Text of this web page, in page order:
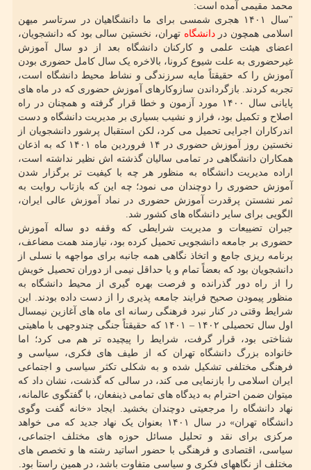
محمد مقیمی آمده است:
"سال ۱۴۰۱ هجری شمسی برای ما دانشگاهیان در سرتاسر میهن
اسلامی همچون دردانشگاه تهران، نخستین سالی بود که دانشجویان،
اعضای هیئت علمی و کارکنان دانشگاه بعد از دو سال آموزش
غیرحضوری به علت شیوع کرونا، بالاخره یک سال کامل حضوری بودن
آموزش را که حقیقتاً مایه سرزندگی و نشاط محیط دانشگاه است،
تجربه کردند. بازگرداندن سازوکارهای آموزش حضوری که در ماه های
پایانی سال ۱۴۰۰ مورد آزمون و خطا قرار گرفته و همچنان در راه
اصلاح و تکمیل بود، فراز و نشیب بسیاری بر مدیریت دانشگاه و دست
اندرکاران اجرایی تحمیل می کرد، لکن استقبال پرشور دانشجویان از
نخستین روز آموزش حضوری در ۱۴ فروردین ماه ۱۴۰۱ که به اذعان
همکاران دانشگاهی در تمامی سالیان گذشته اش نظیر نداشته است،
اراده مدیریت دانشگاه به منظور هر چه با کیفیت تر برگزار شدن
آموزش حضوری را دوچندان می نمود؛ چه این که بازتاب روایت به
ثمر نشستن پرقدرت آموزش حضوری در نماد آموزش عالی ایران،
الگویی برای سایر دانشگاه های کشور شد.
جبران تضییعات و مدیریت شرایطی که وقفه دو ساله آموزش
حضوری بر جامعه دانشجویی تحمیل کرده بود، نیازمند همت مضاعف،
برنامه ریزی جامع و اتخاذ نگاهی همه جانبه برای مواجهه با نسلی از
دانشجویان بود که بعضاً تمام و یا حداقل نیمی از دوران تحصیل خویش
را از راه دور گذرانده و فرصت بهره گیری از محیط دانشگاه به
منظور پیمودن صحیح فرایند جامعه پذیری را از دست داده بودند. این
شرایط وقتی در کنار نبرد فرهنگی رسانه ای ماه های آغازین نیمسال
اول سال تحصیلی ۱۴۰۲ – ۱۴۰۱ که حقیقتاً جنگی چندوجهی با ماهیتی
شناختی بود، قرار گرفت، شرایط را پیچیده تر هم می کرد؛ اما
خانواده بزرگ دانشگاه تهران که از طیف های فکری، سیاسی و
فرهنگی مختلفی تشکیل شده و به شکلی تکثر سیاسی و اجتماعی
ایران اسلامی را بازنمایی می کند، در سالی که گذشت، نشان داد که
میتوان ضمن احترام به دیدگاه های تمامی ذینفعان، با گفتگوی عالمانه،
نهاد دانشگاه را مرجعیتی دوچندان بخشید. ایجاد «خانه گفت وگوی
دانشگاه تهران» در سال ۱۴۰۱ بعنوان یک نهاد جدید که می خواهد
مرکزی برای نقد و تحلیل مسائل حوزه های مختلف اجتماعی،
سیاسی، اقتصادی و فرهنگی با حضور اساتید رشته ها و تخصص های
مختلف از نگاههای فکری و سیاسی متفاوت باشد، در همین راستا بود.